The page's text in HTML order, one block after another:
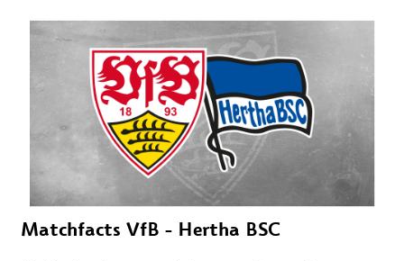
Matchfacts VfB - Hertha BSC